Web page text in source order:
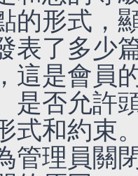
的形式，
表了多少
這是會員
是否允許
式和約束
管理員關